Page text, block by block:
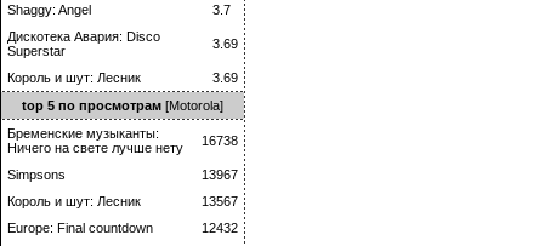
Shaggy: Angel
3.7
Дискотека Авария: Disco
Superstar
3.69
Король и шут: Лесник
3.69
top 5 по просмотрам [Motorola]
Бременские музыканты:
Ничего на свете лучше нету
16738
Simpsons
13967
Король и шут: Лесник
13567
Europe: Final countdown
12432